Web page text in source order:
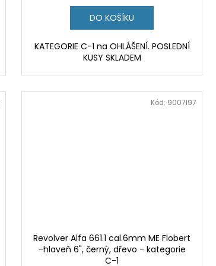
DO KOŠÍKU
KATEGORIE C-1 na OHLÁŠENÍ. POSLEDNÍ
KUSY SKLADEM
Revolver Alfa 661.1 cal.6mm ME Flobert
-hlaveň 6", černý, dřevo - kategorie
C-1
Kód: 9007197